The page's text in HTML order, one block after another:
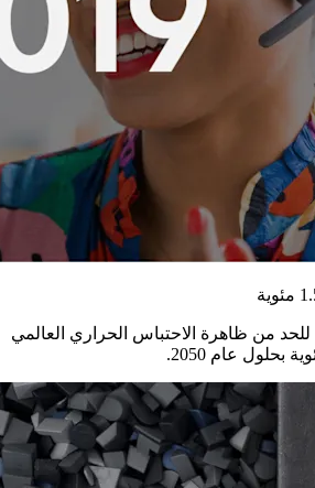
للحد من ظاهرة الاحتباس الحراري العالمي